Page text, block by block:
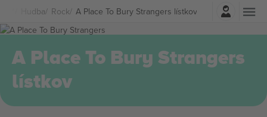
Hudba Rock A Place To Bury Strangers lístkov
Prihlásenie
A Place To Bury Strangers
lístkov